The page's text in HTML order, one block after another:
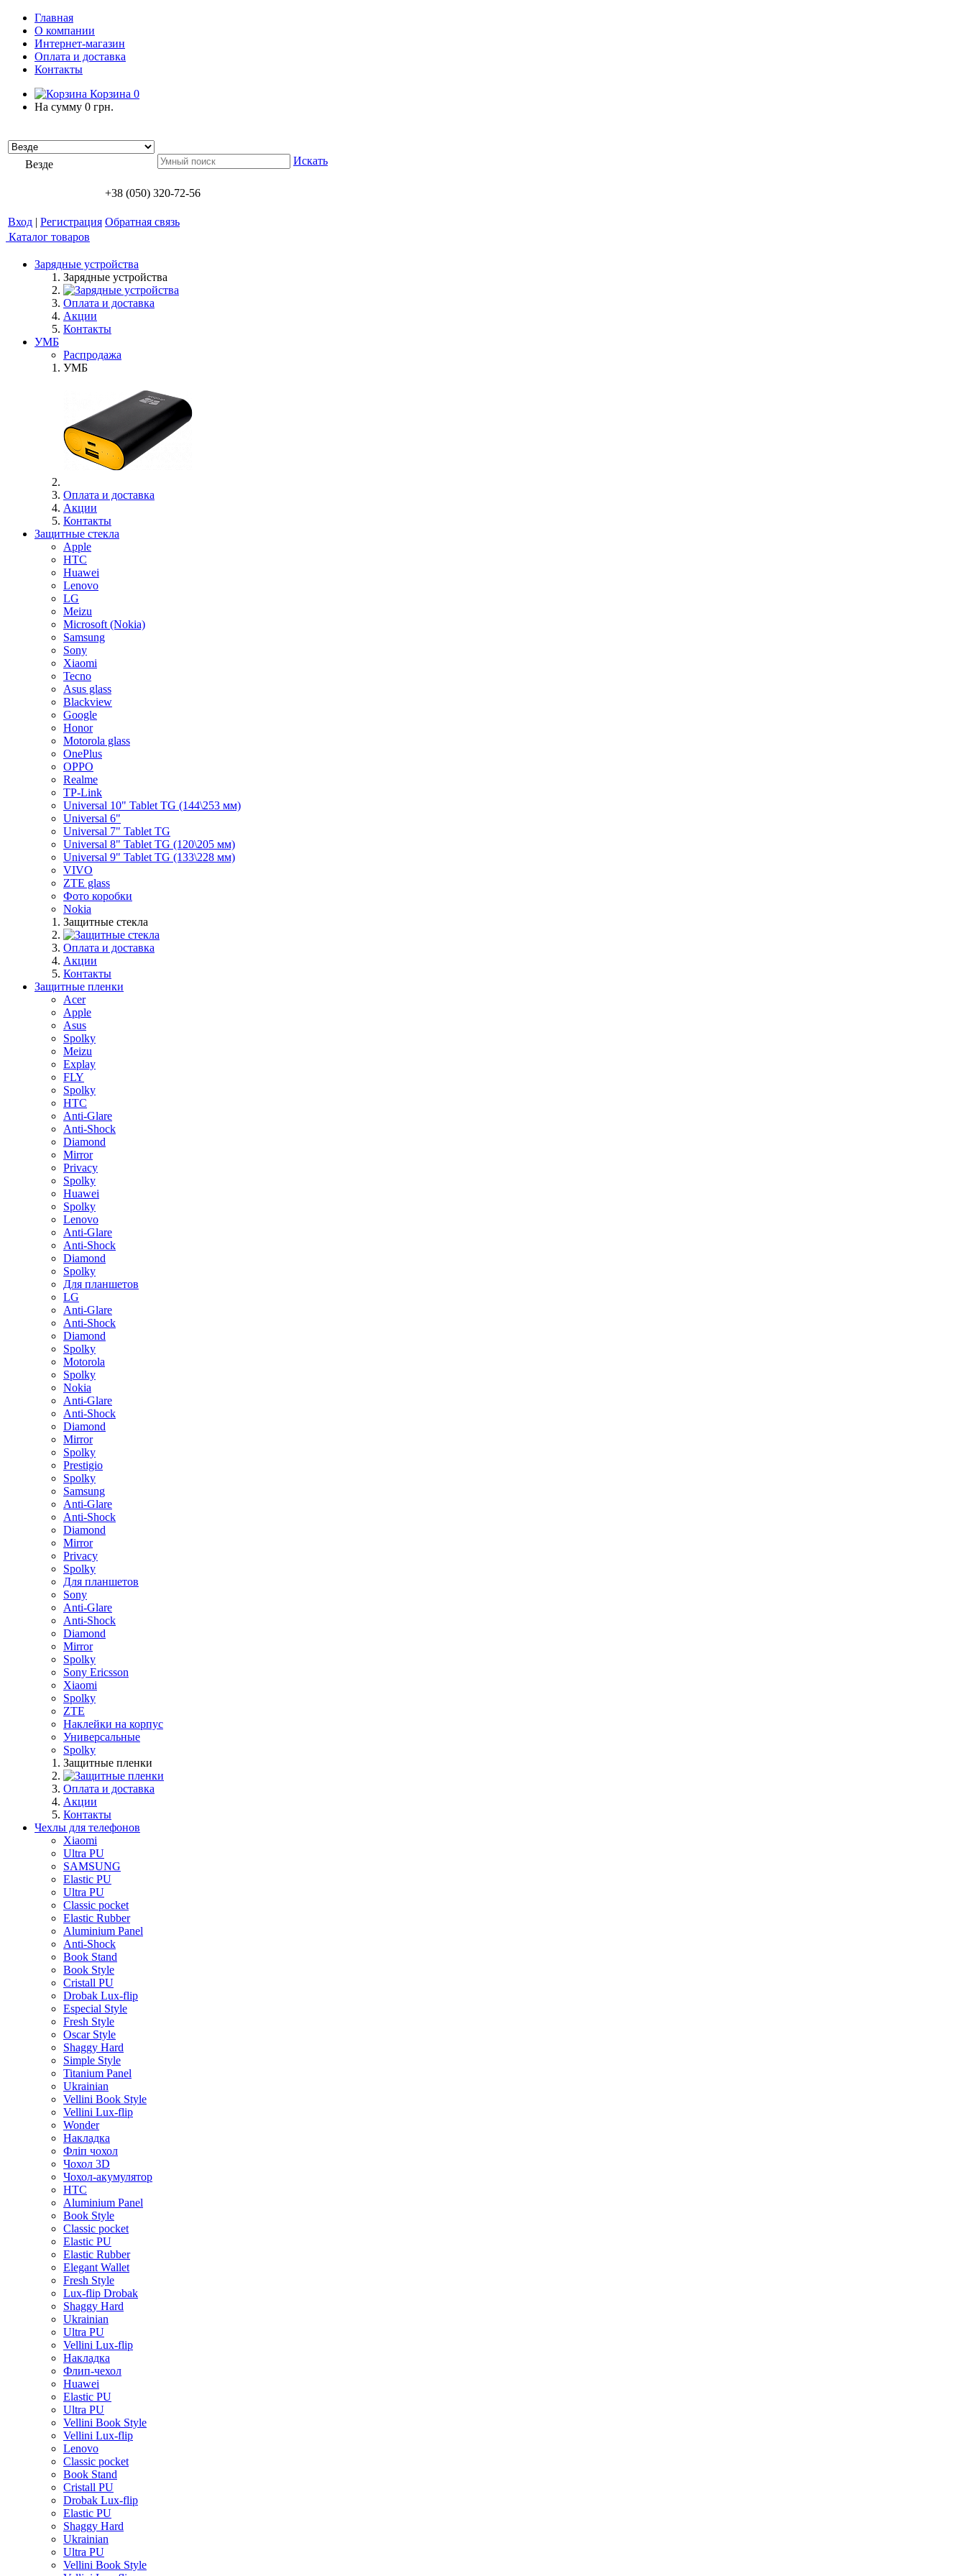
Главная
О компании
Интернет-магазин
Оплата и доставка
Контакты
Корзина 0
На сумму 0 грн.
Везде Искать
+38 (050) 320-72-56
Вход | Регистрация Обратная связь
Каталог товаров
Зарядные устройства
Зарядные устройства
Оплата и доставка
Акции
Контакты
УМБ
Распродажа
УМБ
Оплата и доставка
Акции
Контакты
Защитные стекла
Apple
HTC
Huawei
Lenovo
LG
Meizu
Microsoft (Nokia)
Samsung
Sony
Xiaomi
Tecno
Asus glass
Blackview
Google
Honor
Motorola glass
OnePlus
OPPO
Realme
TP-Link
Universal 10" Tablet TG (144\253 мм)
Universal 6"
Universal 7" Tablet TG
Universal 8" Tablet TG (120\205 мм)
Universal 9" Tablet TG (133\228 мм)
VIVO
ZTE glass
Фото коробки
Nokia
Защитные стекла
Оплата и доставка
Акции
Контакты
Защитные пленки
Acer
Apple
Asus
Spolky
Meizu
Explay
FLY
Spolky
HTC
Anti-Glare
Anti-Shock
Diamond
Mirror
Privacy
Spolky
Huawei
Spolky
Lenovo
Anti-Glare
Anti-Shock
Diamond
Spolky
Для планшетов
LG
Anti-Glare
Anti-Shock
Diamond
Spolky
Motorola
Spolky
Nokia
Anti-Glare
Anti-Shock
Diamond
Mirror
Spolky
Prestigio
Spolky
Samsung
Anti-Glare
Anti-Shock
Diamond
Mirror
Privacy
Spolky
Для планшетов
Sony
Anti-Glare
Anti-Shock
Diamond
Mirror
Spolky
Sony Ericsson
Xiaomi
Spolky
ZTE
Наклейки на корпус
Универсальные
Spolky
Защитные пленки
Оплата и доставка
Акции
Контакты
Чехлы для телефонов
Xiaomi
Ultra PU
SAMSUNG
Elastic PU
Ultra PU
Classic pocket
Elastic Rubber
Aluminium Panel
Anti-Shock
Book Stand
Book Style
Cristall PU
Drobak Lux-flip
Especial Style
Fresh Style
Oscar Style
Shaggy Hard
Simple Style
Titanium Panel
Ukrainian
Vellini Book Style
Vellini Lux-flip
Wonder
Накладка
Фліп чохол
Чохол 3D
Чохол-акумулятор
HTC
Aluminium Panel
Book Style
Classic pocket
Elastic PU
Elastic Rubber
Elegant Wallet
Fresh Style
Lux-flip Drobak
Shaggy Hard
Ukrainian
Ultra PU
Vellini Lux-flip
Накладка
Флип-чехол
Huawei
Elastic PU
Ultra PU
Vellini Book Style
Vellini Lux-flip
Lenovo
Classic pocket
Book Stand
Cristall PU
Drobak Lux-flip
Elastic PU
Shaggy Hard
Ukrainian
Ultra PU
Vellini Book Style